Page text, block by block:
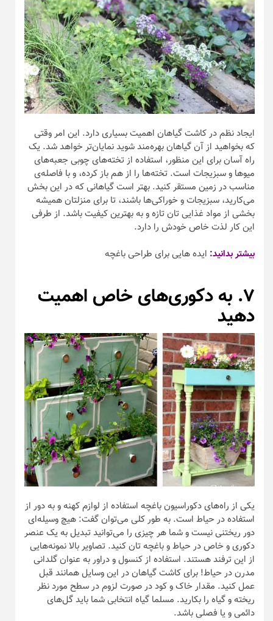
ایجاد نظم در کاشت گیاهان اهمیت بسیاری دارد. این امر وقتی
که بخواهید از آن گیاهان بهره‌مند شوید نمایان‌تر خواهد شد. یک
راه آسان برای این منظور، استفاده از تخته‌های چوبی جعبه‌های
میو‌ها و سبزیجات است. تخته‌ها را از هم باز کرده، و با فاصله‌ی
مناسب در زمین مستقر کنید. بهتر است گیاهانی که در این بخش
می‌کارید، سبزیجات و خوراکی‌ها باشند، تا برای منزلتان همیشه
بخشی از مواد غذایی تان تازه و به بهترین کیفیت باشد. از طرفی
این کار لذت خاص خودش را دارد.
بیشتر بدانید: ایده هایی برای طراحی باغچه
۷. به دکوری‌های خاص اهمیت
دهید
یکی از راه‌های دکوراسیون باغچه استفاده از لوازم کهنه و به دور از
استفاده در حیاط است. به طور کلی می‌توان گفت: هیچ وسیله‌ای
دور ریختنی نیست و شما هر چیزی را می‌توانید تبدیل به یک عنصر
دکوری و خاص در حیاط و باغچه تان کنید. تصاویر بالا نمونه‌هایی
از این ترفند هستند. استفاده از کنسول و دراور به عنوان گلدانی
مدرن در حیاط! برای کاشت گیاهان در این وسایل همانند قبل
عمل کنید. مقدار خاک و کود در صورت لزوم در سطح مورد نظر
ریخته و گیاه را بکارید. مسلما گیاه انتخابی شما باید گل‌های
دائمی و یا فصلی باشد.